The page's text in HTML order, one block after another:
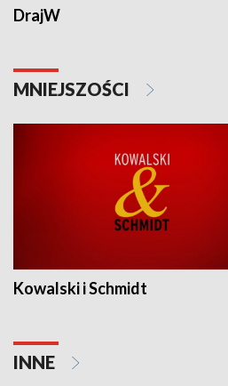
DrajW
MNIEJSZOŚCI
Kowalski i Schmidt
INNE